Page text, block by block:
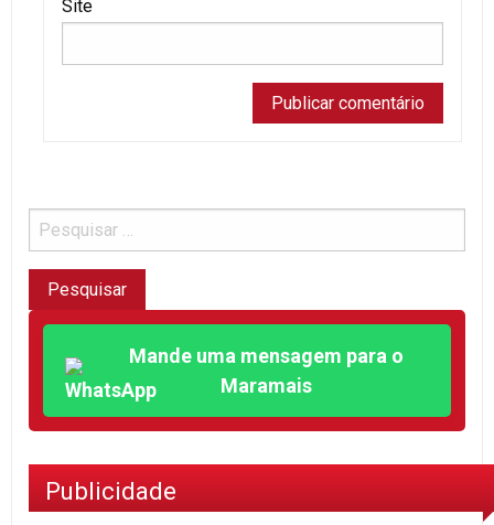
Site
Mande uma mensagem para o
Maramais
Publicidade